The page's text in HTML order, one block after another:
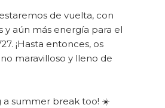
de vuelta, con
y aún más energía para el
¡Hasta entonces, os
maravilloso y lleno de
summer break too! ☀️